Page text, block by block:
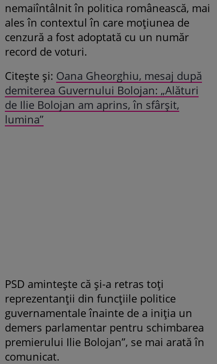
nemaiîntâlnit în politica românească, mai
ales în contextul în care moţiunea de
cenzură a fost adoptată cu un număr
record de voturi.
Citește și: Oana Gheorghiu, mesaj după
demiterea Guvernului Bolojan: „Alături
de Ilie Bolojan am aprins, în sfârșit,
lumina”
PSD aminteşte că şi-a retras toţi
reprezentanţii din funcţiile politice
guvernamentale înainte de a iniţia un
demers parlamentar pentru schimbarea
premierului Ilie Bolojan”, se mai arată în
comunicat.